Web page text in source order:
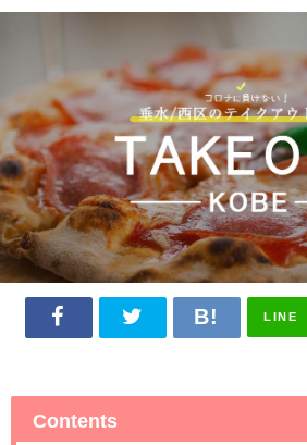
LINE
Contents